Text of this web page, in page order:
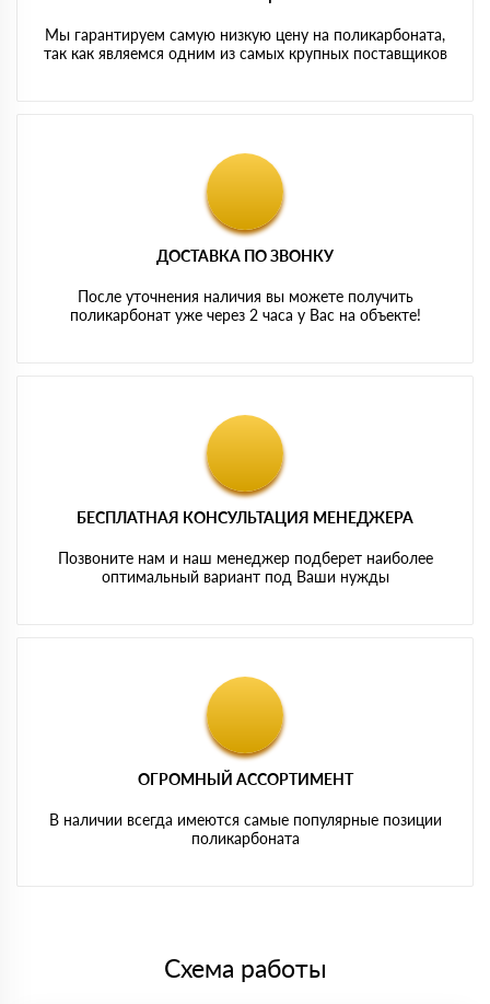
Мы гарантируем самую низкую цену на поликарбоната,
так как являемся одним из самых крупных поставщиков
ДОСТАВКА ПО ЗВОНКУ
После уточнения наличия вы можете получить
поликарбонат уже через 2 часа у Вас на объекте!
БЕСПЛАТНАЯ КОНСУЛЬТАЦИЯ МЕНЕДЖЕРА
Позвоните нам и наш менеджер подберет наиболее
оптимальный вариант под Ваши нужды
ОГРОМНЫЙ АССОРТИМЕНТ
В наличии всегда имеются самые популярные позиции
поликарбоната
Схема работы